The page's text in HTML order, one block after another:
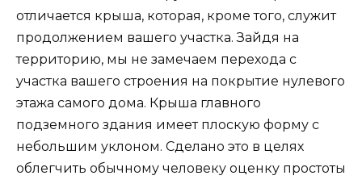
отличается крыша, которая, кроме того, служит
продолжением вашего участка. Зайдя на
территорию, мы не замечаем перехода с
участка вашего строения на покрытие нулевого
этажа самого дома. Крыша главного
подземного здания имеет плоскую форму с
небольшим уклоном. Сделано это в целях
облегчить обычному человеку оценку простоты